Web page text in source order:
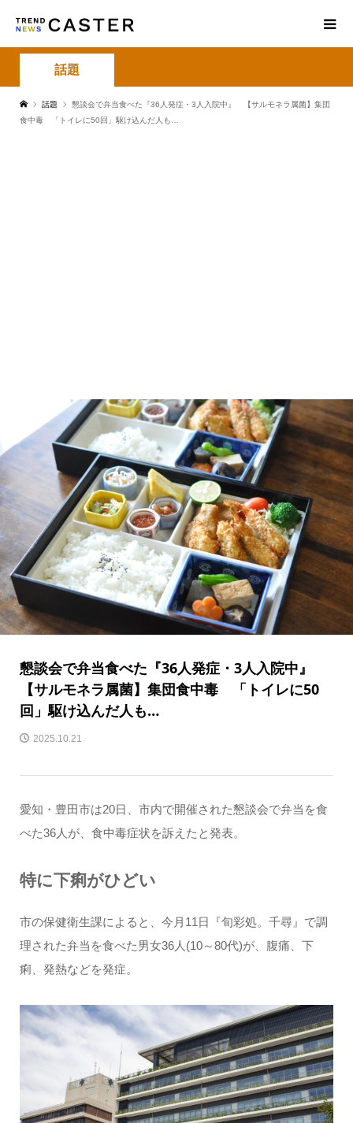
話題
話題
懇談会で弁当食べた『36人発症・3人入院中』 【サルモネラ属菌】集団
食中毒 「トイレに50回」駆け込んだ人も…
懇談会で弁当食べた『36人発症・3人入院中』
【サルモネラ属菌】集団食中毒 「トイレに50
回」駆け込んだ人も…
2025.10.21
愛知・豊田市は20日、市内で開催された懇談会で弁当を食
べた36人が、食中毒症状を訴えたと発表。
特に下痢がひどい
市の保健衛生課によると、今月11日『旬彩処。千尋』で調
理された弁当を食べた男女36人(10～80代)が、腹痛、下
痢、発熱などを発症。